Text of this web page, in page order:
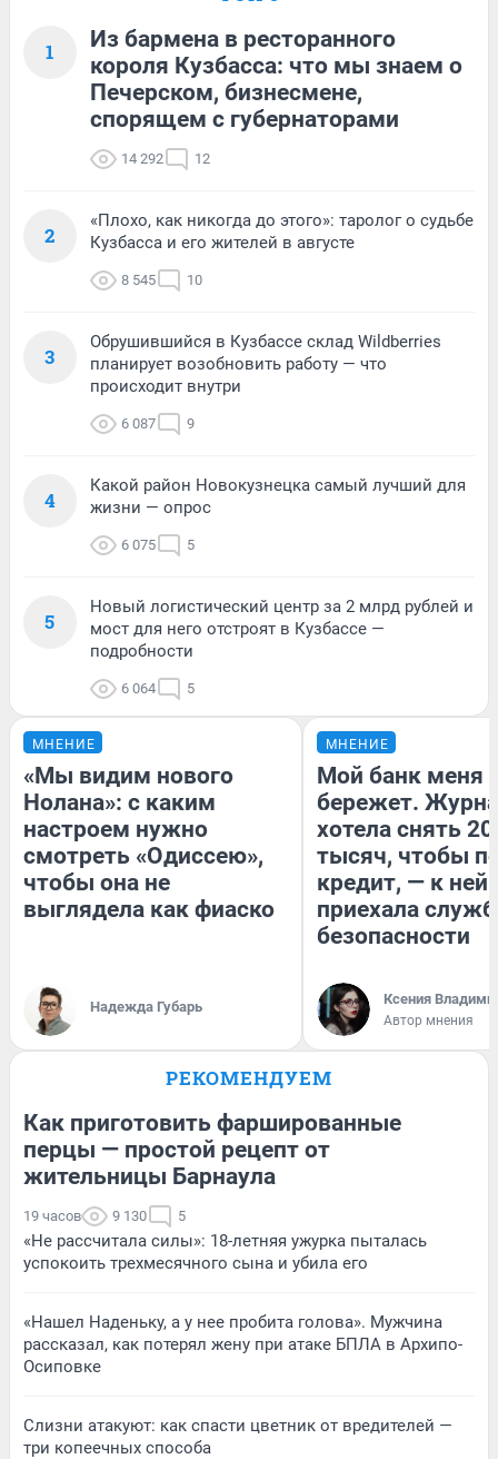
1
Из бармена в ресторанного
короля Кузбасса: что мы знаем о
Печерском, бизнесмене,
спорящем с губернаторами
14 292 12
2
«Плохо, как никогда до этого»: таролог о судьбе
Кузбасса и его жителей в августе
8 545 10
3
Обрушившийся в Кузбассе склад Wildberries
планирует возобновить работу — что
происходит внутри
6 087 9
4
Какой район Новокузнецка самый лучший для
жизни — опрос
6 075 5
5
Новый логистический центр за 2 млрд рублей и
мост для него отстроят в Кузбассе —
подробности
6 064 5
МНЕНИЕ
«Мы видим нового
Нолана»: с каким
настроем нужно
смотреть «Одиссею»,
чтобы она не
выглядела как фиаско
Надежда Губарь
МНЕНИЕ
Мой банк меня
бережет.
хотела снять
тысяч, чтобы
кредит, — к
приехала
безопасности
Ксения
Автор мнения
РЕКОМЕНДУЕМ
Как приготовить фаршированные
перцы — простой рецепт от
жительницы Барнаула
19 часов 9 130 5
«Не рассчитала силы»: 18-летняя ужурка пыталась
успокоить трехмесячного сына и убила его
«Нашел Наденьку, а у нее пробита голова». Мужчина
рассказал, как потерял жену при атаке БПЛА в Архипо-
Осиповке
Слизни атакуют: как спасти цветник от вредителей —
три копеечных способа